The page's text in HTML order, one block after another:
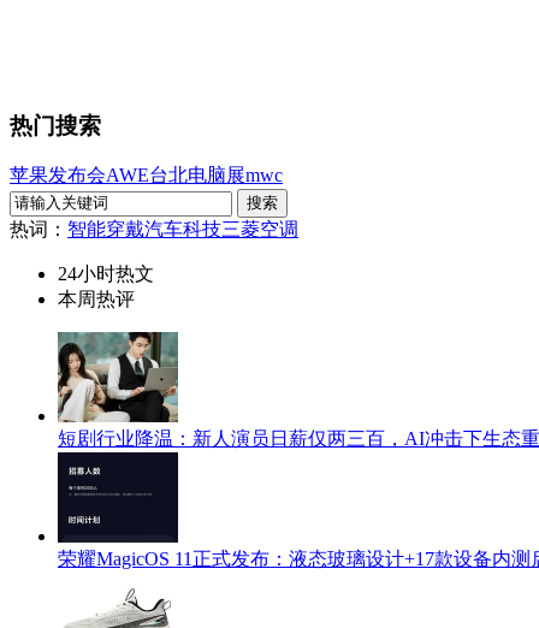
热门搜索
苹果发布会AWE台北电脑展mwc
热词： 智能穿戴汽车科技三菱空调
24小时热文
本周热评
短剧行业降温：新人演员日薪仅两三百，AI冲击下生态
荣耀MagicOS 11正式发布：液态玻璃设计+17款设备内测